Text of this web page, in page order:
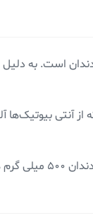
است. به
بیوتیک‌ها
است.